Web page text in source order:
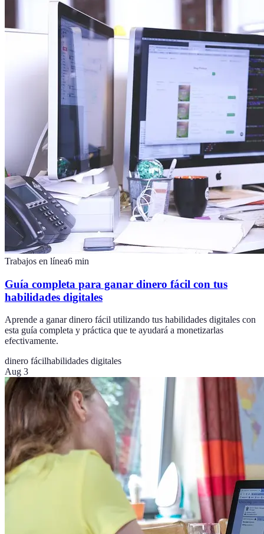
Trabajos en línea6 min
Guía completa para ganar dinero fácil con tus
habilidades digitales
Aprende a ganar dinero fácil utilizando tus habilidades digitales con
esta guía completa y práctica que te ayudará a monetizarlas
efectivamente.
dinero fácilhabilidades digitales
Aug 3